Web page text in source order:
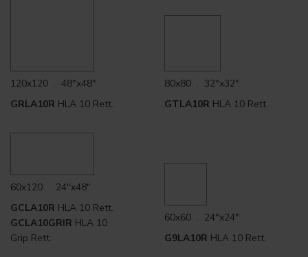
120x120 . 48"x48"
GRLA10R HLA 10 Rett.
80x80 . 32"x32"
GTLA10R HLA 10 Rett.
60x120 . 24"x48"
GCLA10R HLA 10 Rett.
GCLA10GRIR HLA 10
Grip Rett.
60x60 . 24"x24"
G9LA10R HLA 10 Rett.